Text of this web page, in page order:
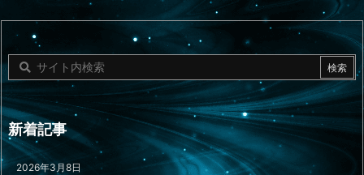
新着記事
2026年3月8日